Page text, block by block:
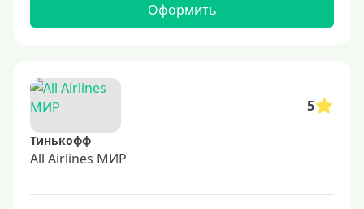
Оформить
5
Тинькофф
All Airlines МИР